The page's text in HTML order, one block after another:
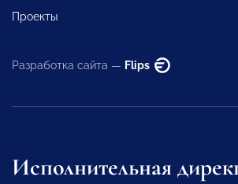
Проекты
Разработка сайта — Flips
Исполнительная